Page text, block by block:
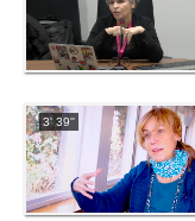
3' 39''